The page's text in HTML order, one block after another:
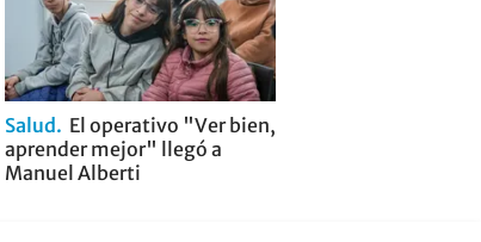
Salud
El operativo "Ver bien,
aprender mejor" llegó a
Manuel Alberti